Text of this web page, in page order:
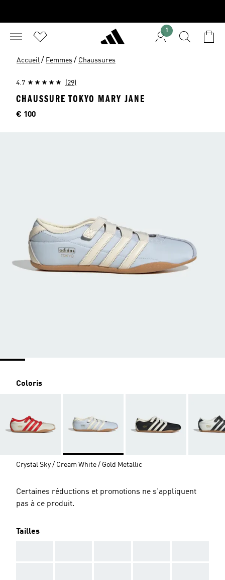
1
Accueil / Femmes / Chaussures
4.7 (29)
CHAUSSURE TOKYO MARY JANE
Price
€ 100
Coloris
Crystal Sky / Cream White / Gold Metallic
Certaines réductions et promotions ne s'appliquent
pas à ce produit.
Tailles